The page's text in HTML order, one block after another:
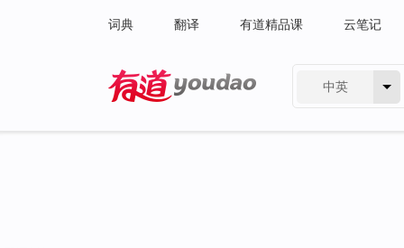
词典 翻译 有道精品课 云笔记
中英